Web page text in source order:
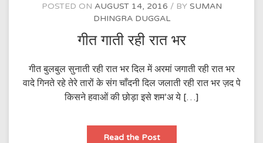
POSTED ON AUGUST 14, 2016 BY SUMAN
DHINGRA DUGGAL
गीत गाती रही रात भर
गीत बुलबुल सुनाती रही रात भर दिल में अरमां जगाती रही रात भर
वादे गिनते रहे तेरे तारों के संग चाँदनी दिल जलाती रही रात भर ज़द पे
किसने हवाओं की छोड़ा इसे शम’अ ये […]
Read the Postगीत